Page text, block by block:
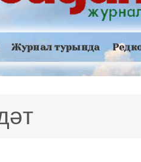
Журнал турында